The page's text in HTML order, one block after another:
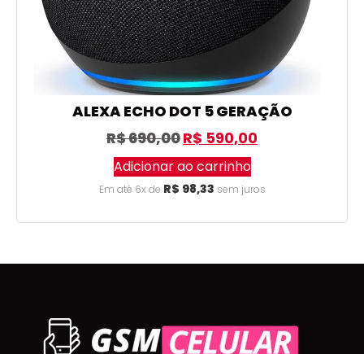
ALEXA ECHO DOT 5 GERAÇÃO
R$690,00R$ 590,00
Adicionar ao carrinho
Em até 6x de R$ 98,33 sem juros